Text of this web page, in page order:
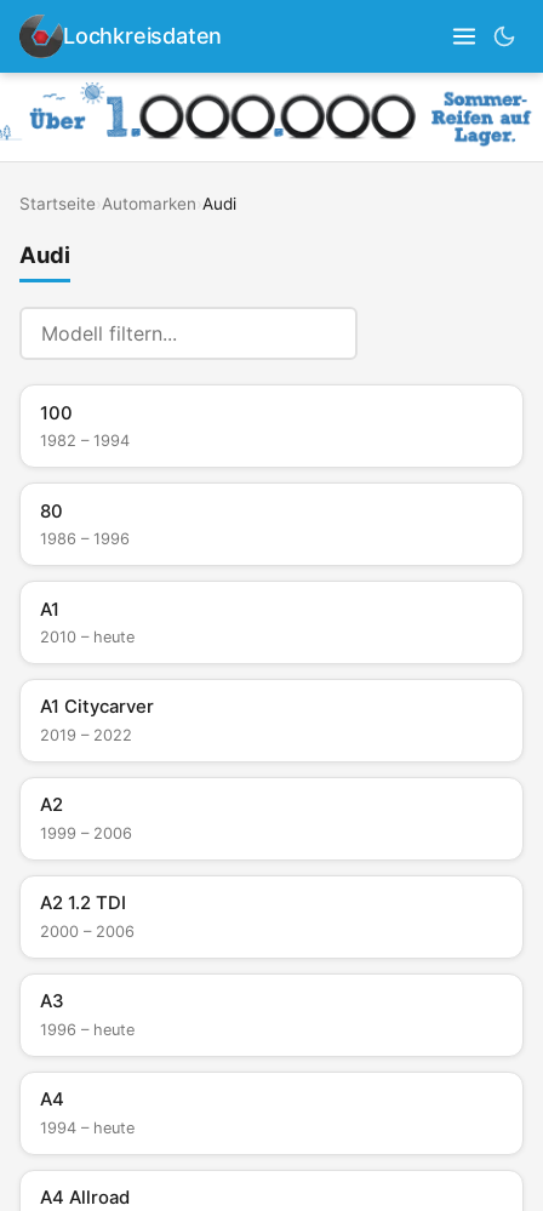
Lochkreisdaten
Startseite Automarken Audi
Audi
100
1982 – 1994
80
1986 – 1996
A1
2010 – heute
A1 Citycarver
2019 – 2022
A2
1999 – 2006
A2 1.2 TDI
2000 – 2006
A3
1996 – heute
A4
1994 – heute
A4 Allroad